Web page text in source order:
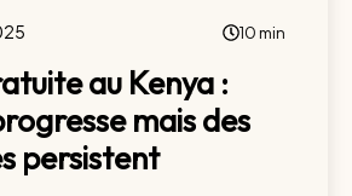
10 min
au Kenya :
mais des
persistent